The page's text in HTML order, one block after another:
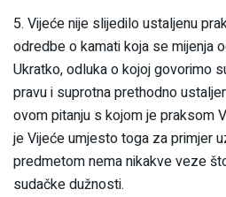
5. Vijeće nije slijedilo ustaljenu
odredbe o kamati koja se mijenja
Ukratko, odluka o kojoj govorimo
pravu i suprotna prethodno
ovom pitanju s kojom je praksom
je Vijeće umjesto toga za primjer
predmetom nema nikakve veze
sudačke dužnosti.